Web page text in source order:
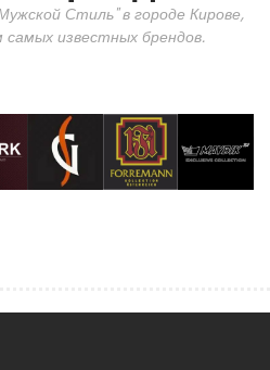
Стиль" в городе Кирове,
известных брендов.